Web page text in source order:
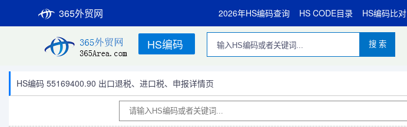
365外贸网 2026年HS编码查询 HS CODE目录 HS编码比对
HS编码 搜 索
HS编码 55169400.90 出口退税、进口税、申报详情页